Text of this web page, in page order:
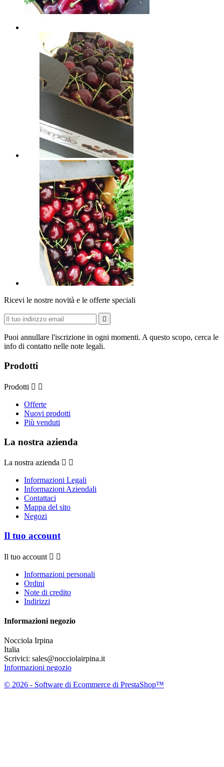
Ricevi le nostre novità e le offerte speciali

Puoi annullare l'iscrizione in ogni momenti. A questo scopo, cerca le
info di contatto nelle note legali.
Prodotti
Prodotti  
Offerte
Nuovi prodotti
Più venduti
La nostra azienda
La nostra azienda  
Informazioni Legali
Informazioni Aziendali
Contattaci
Mappa del sito
Negozi
Il tuo account
Il tuo account  
Informazioni personali
Ordini
Note di credito
Indirizzi
Informazioni negozio
Nocciola Irpina
Italia
Scrivici: sales@nocciolairpina.it
Informazioni negozio
© 2026 - Software di Ecommerce di PrestaShop™